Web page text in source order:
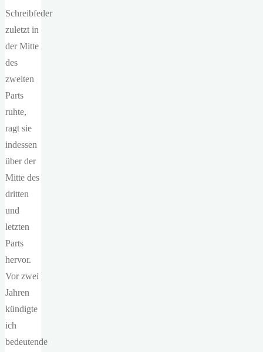
Schreibfeder
zuletzt in
der Mitte
des
zweiten
Parts
ruhte,
ragt sie
indessen
über der
Mitte des
dritten
und
letzten
Parts
hervor.
Vor zwei
Jahren
kündigte
ich
bedeutende